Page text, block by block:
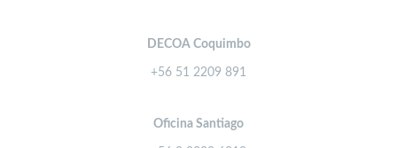
DECOA Coquimbo
+56 51 2209 891
Oficina Santiago